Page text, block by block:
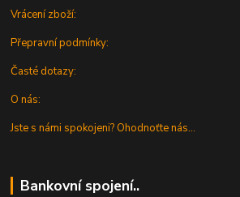
Vrácení zboží:
Přepravní podmínky:
Časté dotazy:
O nás:
Jste s námi spokojeni? Ohodnoťte nás...
Bankovní spojení..